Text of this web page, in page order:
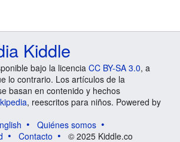
Kiddle
bajo la licencia CC BY-SA 3.0, a
lo contrario. Los artículos de la
basan en contenido y hechos
, reescritos para niños. Powered by
Quiénes somos
Contacto © 2025 Kiddle.co